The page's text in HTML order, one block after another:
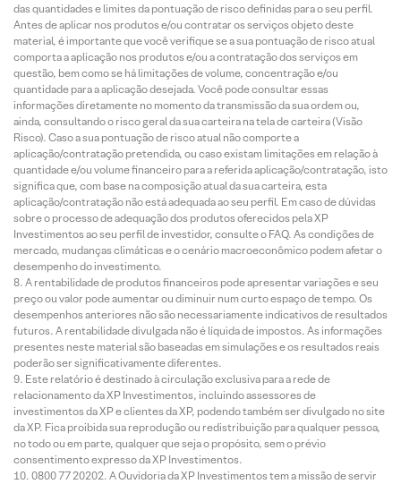
das quantidades e limites da pontuação de risco definidas para o seu perfil.
Antes de aplicar nos produtos e/ou contratar os serviços objeto deste
material, é importante que você verifique se a sua pontuação de risco atual
comporta a aplicação nos produtos e/ou a contratação dos serviços em
questão, bem como se há limitações de volume, concentração e/ou
quantidade para a aplicação desejada. Você pode consultar essas
informações diretamente no momento da transmissão da sua ordem ou,
ainda, consultando o risco geral da sua carteira na tela de carteira (Visão
Risco). Caso a sua pontuação de risco atual não comporte a
aplicação/contratação pretendida, ou caso existam limitações em relação à
quantidade e/ou volume financeiro para a referida aplicação/contratação, isto
significa que, com base na composição atual da sua carteira, esta
aplicação/contratação não está adequada ao seu perfil. Em caso de dúvidas
sobre o processo de adequação dos produtos oferecidos pela XP
Investimentos ao seu perfil de investidor, consulte o FAQ. As condições de
mercado, mudanças climáticas e o cenário macroeconômico podem afetar o
desempenho do investimento.
A rentabilidade de produtos financeiros pode apresentar variações e seu
preço ou valor pode aumentar ou diminuir num curto espaço de tempo. Os
desempenhos anteriores não são necessariamente indicativos de resultados
futuros. A rentabilidade divulgada não é líquida de impostos. As informações
presentes neste material são baseadas em simulações e os resultados reais
poderão ser significativamente diferentes.
Este relatório é destinado à circulação exclusiva para a rede de
relacionamento da XP Investimentos, incluindo assessores de
investimentos da XP e clientes da XP, podendo também ser divulgado no site
da XP. Fica proibida sua reprodução ou redistribuição para qualquer pessoa,
no todo ou em parte, qualquer que seja o propósito, sem o prévio
consentimento expresso da XP Investimentos.
0800 77 20202. A Ouvidoria da XP Investimentos tem a missão de servir